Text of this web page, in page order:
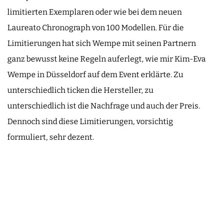
limitierten Exemplaren oder wie bei dem neuen
Laureato Chronograph von 100 Modellen. Für die
Limitierungen hat sich Wempe mit seinen Partnern
ganz bewusst keine Regeln auferlegt, wie mir Kim-Eva
Wempe in Düsseldorf auf dem Event erklärte. Zu
unterschiedlich ticken die Hersteller, zu
unterschiedlich ist die Nachfrage und auch der Preis.
Dennoch sind diese Limitierungen, vorsichtig
formuliert, sehr dezent.